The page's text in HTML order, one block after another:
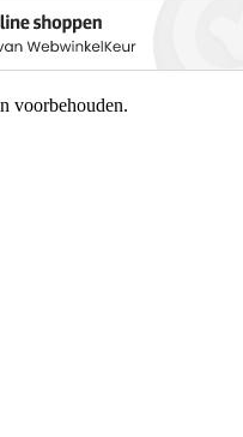
voorbehouden.